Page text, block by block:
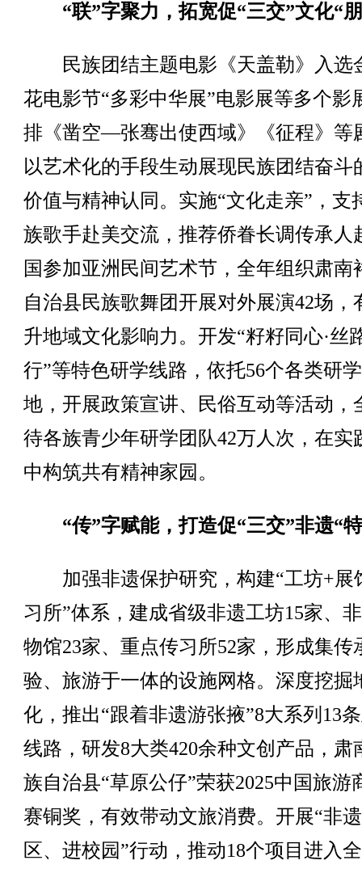
“联”字聚力，拓宽促“三交”文化“
民族团结主题电影《天盖勒》入选
花电影节“多彩中华展”电影展等多个影
排《凿空—张骞出使西域》《征程》等
以艺术化的手段生动展现民族团结奋斗
价值与精神认同。实施“文化走亲”，支
族歌手赴美交流，推荐侨眷长调传承人
国参加亚洲民间艺术节，全年组织肃南
自治县民族歌舞团开展对外展演42场，
升地域文化影响力。开发“籽籽同心·丝
行”等特色研学线路，依托56个各类研
地，开展政策宣讲、民俗互动等活动，
待各族青少年研学团队42万人次，在实
中构筑共有精神家园。
“传”字赋能，打造促“三交”非遗“
加强非遗保护研究，构建“工坊+展
习所”体系，建成省级非遗工坊15家、
物馆23家、重点传习所52家，形成集传
验、旅游于一体的设施网格。深度挖掘
化，推出“跟着非遗游张掖”8大系列13
线路，研发8大类420余种文创产品，肃
族自治县“草原公仔”荣获2025中国旅游
赛铜奖，有效带动文旅消费。开展“非
区、进校园”行动，推动18个项目进入